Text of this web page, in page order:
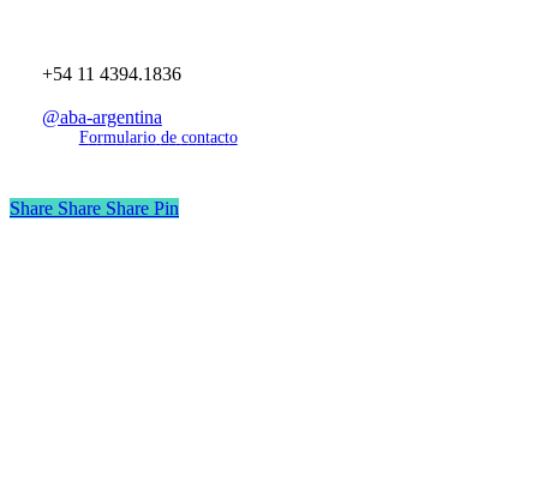
+54 11 4394.1836
@aba-argentina
Formulario de contacto
Share Share Share Pin